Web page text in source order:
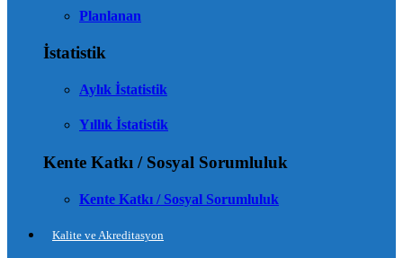
Planlanan
İstatistik
Aylık İstatistik
Yıllık İstatistik
Kente Katkı / Sosyal Sorumluluk
Kente Katkı / Sosyal Sorumluluk
Kalite ve Akreditasyon